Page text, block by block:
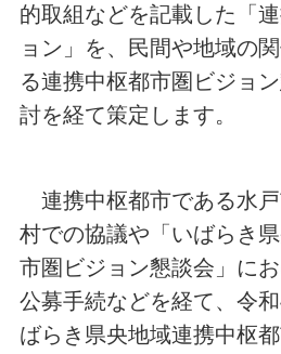
的取組などを記載した「
ョン」を、民間や地域の
る連携中枢都市圏ビジョ
討を経て策定します。
連携中枢都市である水
村での協議や「いばらき
市圏ビジョン懇談会」に
公募手続などを経て、令
ばらき県央地域連携中枢